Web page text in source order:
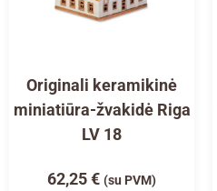
Originali keramikinė
miniatiūra-žvakidė Riga
LV 18
62,25€ (su PVM)